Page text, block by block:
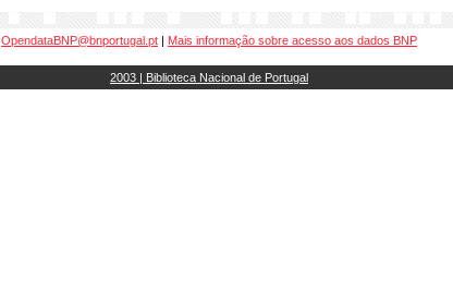
OpendataBNP@bnportugal.pt | Mais informação sobre acesso aos dados BNP
2003 | Biblioteca Nacional de Portugal